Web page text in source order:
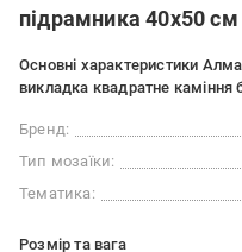
підрамника 40х50 см
Основні характеристики
викладка квадратне каміння
Бренд:
Тип мозаїки:
Тематика:
Розмір та вага